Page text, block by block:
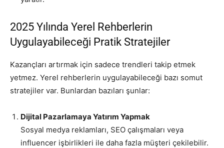
2025 Yılında Yerel Rehberlerin
Uygulayabileceği Pratik Stratejiler
Kazançları artırmak için sadece trendleri takip etmek
yetmez. Yerel rehberlerin uygulayabileceği bazı somut
stratejiler var. Bunlardan bazıları şunlar:
Dijital Pazarlamaya Yatırım Yapmak
Sosyal medya reklamları, SEO çalışmaları veya
influencer işbirlikleri ile daha fazla müşteri çekilebilir.